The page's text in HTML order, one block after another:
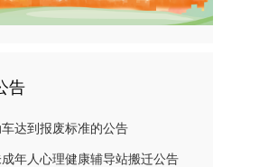
告
达到报废标准的公告
年人心理健康辅导站搬迁公告